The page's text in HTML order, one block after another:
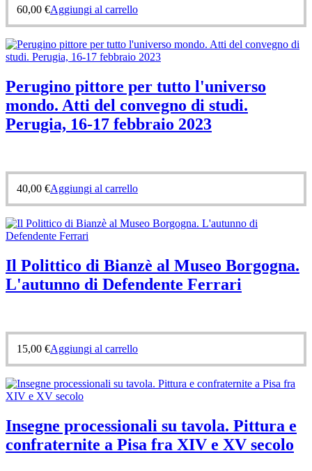
60,00 €Aggiungi al carrello
Perugino pittore per tutto l'universo
mondo. Atti del convegno di studi.
Perugia, 16-17 febbraio 2023
40,00 €Aggiungi al carrello
Il Polittico di Bianzè al Museo Borgogna.
L'autunno di Defendente Ferrari
15,00 €Aggiungi al carrello
Insegne processionali su tavola. Pittura e
confraternite a Pisa fra XIV e XV secolo